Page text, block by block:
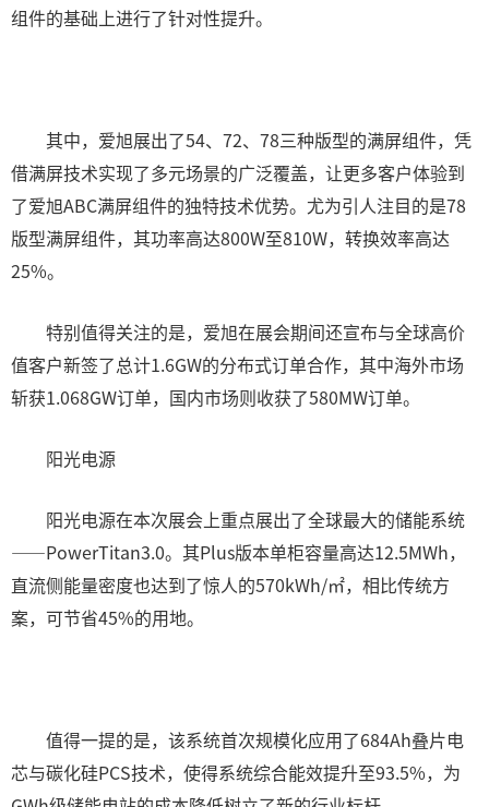
组件的基础上进行了针对性提升。
其中，爱旭展出了54、72、78三种版型的满屏组件，凭
借满屏技术实现了多元场景的广泛覆盖，让更多客户体验到
了爱旭ABC满屏组件的独特技术优势。尤为引人注目的是78
版型满屏组件，其功率高达800W至810W，转换效率高达
25%。
特别值得关注的是，爱旭在展会期间还宣布与全球高价
值客户新签了总计1.6GW的分布式订单合作，其中海外市场
斩获1.068GW订单，国内市场则收获了580MW订单。
阳光电源
阳光电源在本次展会上重点展出了全球最大的储能系统
——PowerTitan3.0。其Plus版本单柜容量高达12.5MWh，
直流侧能量密度也达到了惊人的570kWh/㎡，相比传统方
案，可节省45%的用地。
值得一提的是，该系统首次规模化应用了684Ah叠片电
芯与碳化硅PCS技术，使得系统综合能效提升至93.5%，为